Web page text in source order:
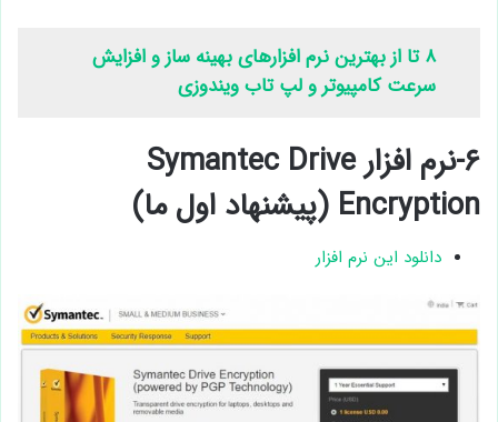
۸ تا از بهترین نرم افزارهای بهینه ساز و افزایش
سرعت کامپیوتر و لپ تاب ویندوزی
۶-نرم افزار Symantec Drive
Encryption (پیشنهاد اول ما)
دانلود این نرم افزار